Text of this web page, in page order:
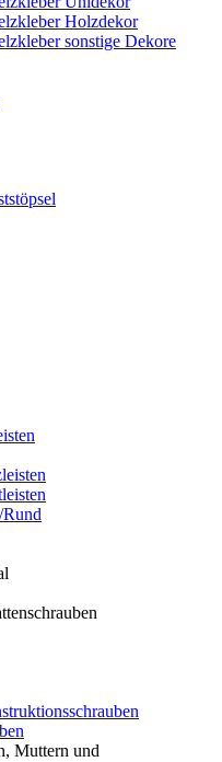
Holzdekor
sonstige Dekore
Muttern und